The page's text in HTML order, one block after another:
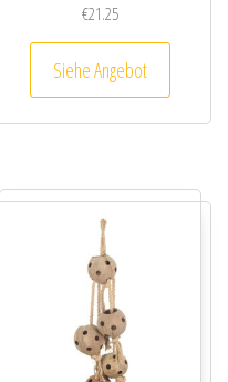
€21.25
Siehe Angebot